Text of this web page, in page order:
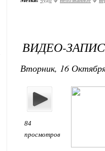
ВИДЕО-
Вторник, 16
84
просмотров